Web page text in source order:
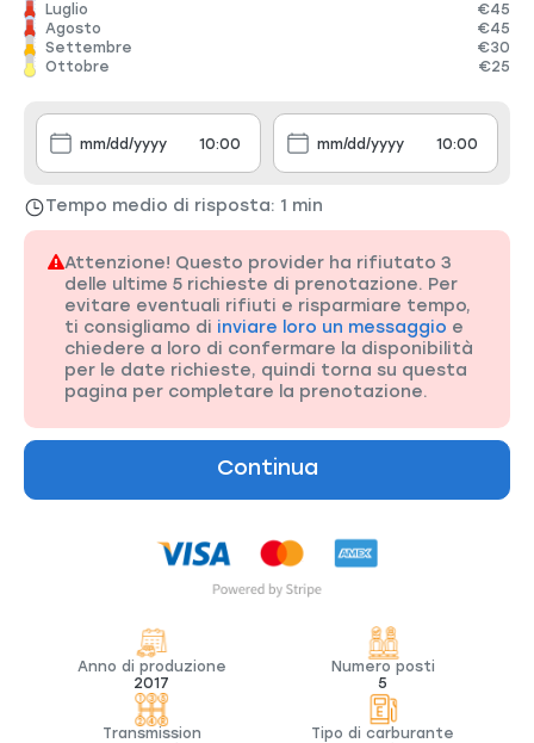
Anno di produzione
2017
Numero posti
5
Transmission
Tipo di carburante
Luglio
€45
Agosto
€45
Settembre
€30
Ottobre
€25
Tempo medio di risposta: 1 min
Attenzione! Questo provider ha rifiutato 3
delle ultime 5 richieste di prenotazione. Per
evitare eventuali rifiuti e risparmiare tempo,
ti consigliamo di inviare loro un messaggio e
chiedere a loro di confermare la disponibilità
per le date richieste, quindi torna su questa
pagina per completare la prenotazione.
Continua